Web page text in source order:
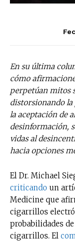
En su última
cómo
perpetúan mitos
distorsionando la
la aceptación de
desinformación,
vidas al
hacia opciones
El Dr. Michael
criticando un
Medicine que
cigarrillos
probabilidades
cigarrillos. El